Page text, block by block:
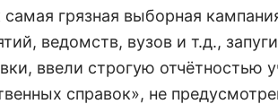
грязная выборная
ведомств, вузов и т.д.,
ввели строгую отчётностью
справок», не